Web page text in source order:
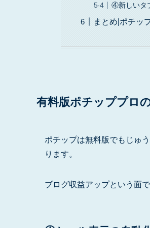
④新しいタ
まとめ|ポチッ
有料版ポチッププロ
ポチップは無料版でもじゅ
ります。
ブログ収益アップという面